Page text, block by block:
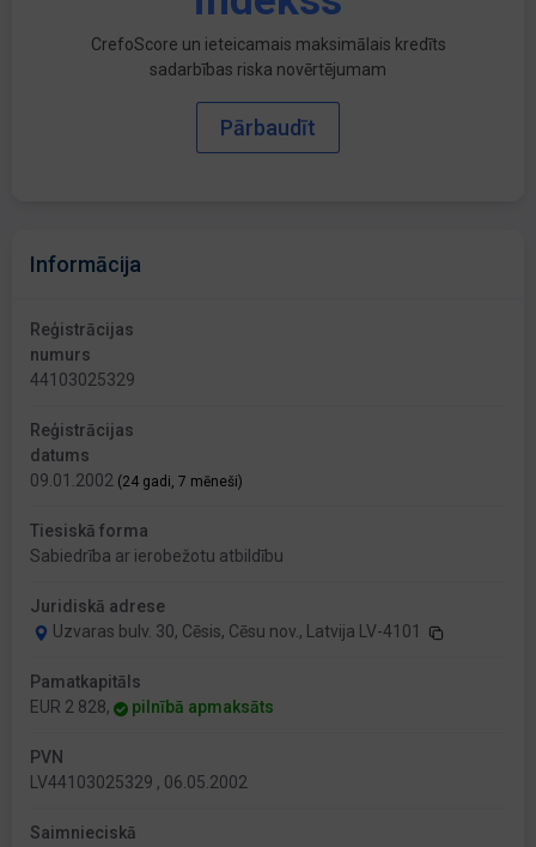
CrefoScore un ieteicamais maksimālais kredīts
sadarbības riska novērtējumam
Pārbaudīt
Informācija
Reģistrācijas
numurs
44103025329
Reģistrācijas
datums
09.01.2002 (24 gadi, 7 mēneši)
Tiesiskā forma
Sabiedrība ar ierobežotu atbildību
Juridiskā adrese
Uzvaras bulv. 30, Cēsis, Cēsu nov., Latvija LV-4101
Pamatkapitāls
EUR 2 828,
pilnībā apmaksāts
PVN
LV44103025329 , 06.05.2002
Saimnieciskā